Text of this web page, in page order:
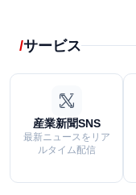
サービス
産業新聞SNS
最新ニュースをリア
ルタイム配信